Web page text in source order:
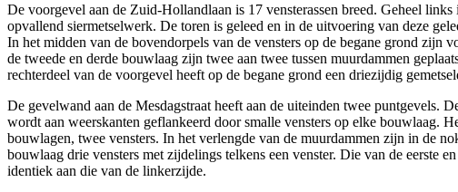
De voorgevel aan de Zuid-Hollandlaan is 17 vensterassen breed. Geheel
opvallend siermetselwerk. De toren is geleed en in de uitvoering van deze
In het midden van de bovendorpels van de vensters op de begane grond zijn
de tweede en derde bouwlaag zijn twee aan twee tussen muurdammen
rechterdeel van de voorgevel heeft op de begane grond een driezijdig
De gevelwand aan de Mesdagstraat heeft aan de uiteinden twee puntgevels.
wordt aan weerskanten geflankeerd door smalle vensters op elke bouwlaag.
bouwlagen, twee vensters. In het verlengde van de muurdammen zijn in de
bouwlaag drie vensters met zijdelings telkens een venster. Die van de eerste
identiek aan die van de linkerzijde.